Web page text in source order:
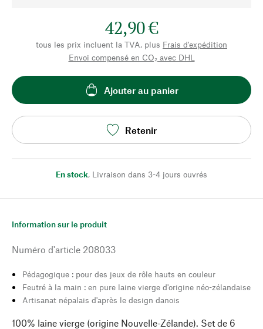
42,90 €
tous les prix incluent la TVA, plus Frais d'expédition
Envoi compensé en CO₂ avec DHL
Ajouter au panier
Retenir
En stock, Livraison dans 3-4 jours ouvrés
Information sur le produit
Numéro d'article 208033
Pédagogique : pour des jeux de rôle hauts en couleur
Feutré à la main : en pure laine vierge d'origine néo-zélandaise
Artisanat népalais d'après le design danois
100% laine vierge (origine Nouvelle-Zélande). Set de 6